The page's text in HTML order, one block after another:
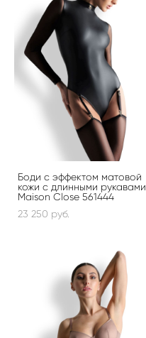
Боди с эффектом матовой
кожи с длинными рукавами
Maison Close 561444
23 250 pуб.